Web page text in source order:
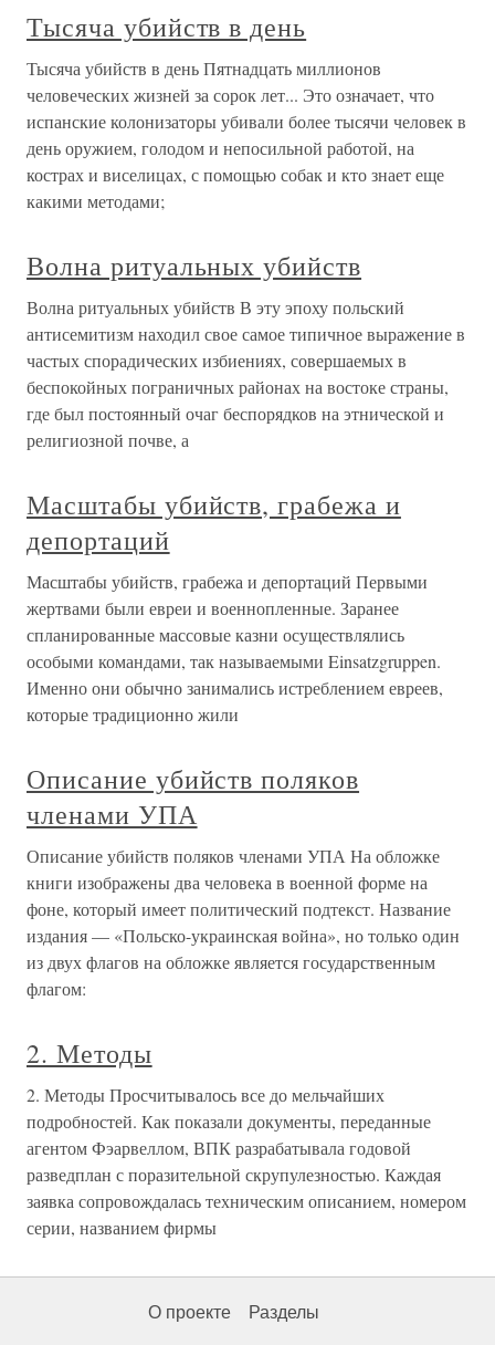
Тысяча убийств в день
Тысяча убийств в день Пятнадцать миллионов
человеческих жизней за сорок лет... Это означает, что
испанские колонизаторы убивали более тысячи человек в
день оружием, голодом и непосильной работой, на
кострах и виселицах, с помощью собак и кто знает еще
какими методами;
Волна ритуальных убийств
Волна ритуальных убийств В эту эпоху польский
антисемитизм находил свое самое типичное выражение в
частых спорадических избиениях, совершаемых в
беспокойных пограничных районах на востоке страны,
где был постоянный очаг беспорядков на этнической и
религиозной почве, а
Масштабы убийств, грабежа и
депортаций
Масштабы убийств, грабежа и депортаций Первыми
жертвами были евреи и военнопленные. Заранее
спланированные массовые казни осуществлялись
особыми командами, так называемыми Einsatzgruppen.
Именно они обычно занимались истреблением евреев,
которые традиционно жили
Описание убийств поляков
членами УПА
Описание убийств поляков членами УПА На обложке
книги изображены два человека в военной форме на
фоне, который имеет политический подтекст. Название
издания — «Польско-украинская война», но только один
из двух флагов на обложке является государственным
флагом:
2. Методы
2. Методы Просчитывалось все до мельчайших
подробностей. Как показали документы, переданные
агентом Фэарвеллом, ВПК разрабатывала годовой
разведплан с поразительной скрупулезностью. Каждая
заявка сопровождалась техническим описанием, номером
серии, названием фирмы
О проекте Разделы